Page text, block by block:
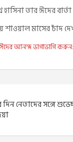
তার ঈদের
শাওয়াল মাসের চাঁদ
আনন্দ ভাগাভাগি করুন:
নেতাদের সঙ্গে